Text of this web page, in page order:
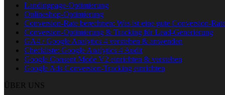
Landingpage-Optimierung
Onlineshop-Optimierung
Conversion-Rate berechnen: Was ist eine gute Conversion-Rate
Conversion-Optimierung & Tracking für Lead-Generierung
GA4 / Google Analytics 4 verstehen & anwenden
Checkliste: Google Analytics 4 Audit
Google Consent Mode V2 einrichten & verstehen
Google Ads Conversion-Tracking einrichten
ÜBER UNS